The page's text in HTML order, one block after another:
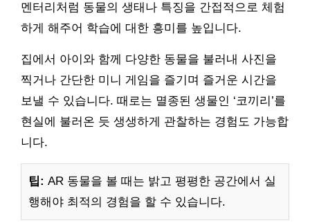
멘터리처럼 동물의 생태나 특징을 간접적으로 체험
하게 해주어 학습에 대한 흥미를 높입니다.
집에서 아이와 함께 다양한 동물을 불러내 사진을
찍거나 간단한 미니 게임을 즐기며 즐거운 시간을
보낼 수 있습니다. 때로는 멸종된 생물인 ‘코끼리’를
현실에 불러온 듯 생생하게 관찰하는 경험도 가능합
니다.
팁: AR 동물을 볼 때는 밝고 평평한 공간에서 실
행해야 최적의 경험을 할 수 있습니다.